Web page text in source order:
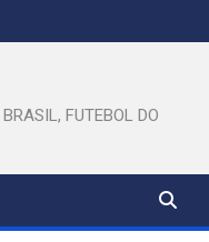
FUTEBOL DO